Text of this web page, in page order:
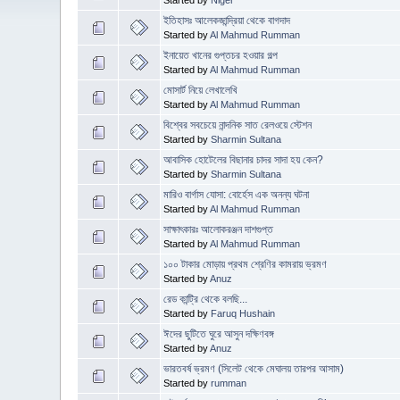
ইতিহাসঃ আলেকজান্দ্রিয়া থেকে বাগদাদ
Started byAl Mahmud Rumman
ইনায়েত খানের গুপ্তচর হওয়ার গল্প
Started byAl Mahmud Rumman
মোসার্ট নিয়ে লেখালেখি
Started byAl Mahmud Rumman
বিশ্বের সবচেয়ে নান্দনিক সাত রেলওয়ে স্টেশন
Started bySharmin Sultana
আবাসিক হোটেলের বিছানার চাদর সাদা হয় কেন?
Started bySharmin Sultana
মারিও বার্গাস যোসা: বোর্হেস এক অনন্য ঘটনা
Started byAl Mahmud Rumman
সাক্ষাৎকারঃ আলোকরঞ্জন দাশগুপ্ত
Started byAl Mahmud Rumman
১০০ টাকার মোড়ায় প্রথম শ্রেণির কামরায় ভ্রমণ
Started byAnuz
রেড কান্ট্রি থেকে বলছি...
Started by Faruq Hushain
ঈদের ছুটিতে ঘুরে আসুন দক্ষিণবঙ্গ
Started byAnuz
ভারতবর্ষ ভ্রমণ (সিলেট থেকে মেঘালয় তারপর আসাম)
Started byrumman